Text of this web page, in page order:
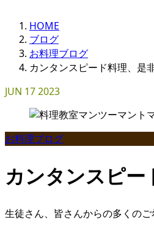
HOME
ブログ
お料理ブログ
カンタンスピード料理、是
JUN 172023
お料理ブログ
カンタンスピ
生徒さん、皆さんからの多くの